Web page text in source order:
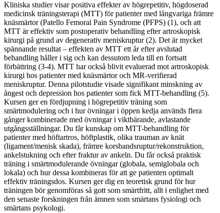
Kliniska studier visar positiva effekter av högrepetitiv, högdoserad
medicinsk träningsterapi (MTT) för patienter med långvariga främre
knäsmärtor (Patello Femoral Pain Syndrome (PFPS) (1), och att
MTT är effektiv som postoperativ behandling efter artroskopisk
kirurgi på grund av degenerativ meniskruptur (2). Det är mycket
spännande resultat – effekten av MTT ett år efter avslutad
behandling håller i sig och kan dessutom leda till en fortsatt
förbättring (3-4). MTT har också blivit evaluerad mot artroskopisk
kirurgi hos patienter med knäsmärtor och MR-verifierad
meniskruptur. Denna pilotstudie visade signifikant minskning av
ångest och depression hos patienter som fick MTT-behandling (5).
Kursen ger en fördjupning i högrepetitiv träning som
smärtmodulering och i hur övningar i öppen kedja används flera
gånger kombinerade med övningar i viktbärande, avlastande
utgångsställningar. Du får kunskap om MTT-behandling för
patienter med höftartros, höftplastik, olika trauman av knät
(ligament/menisk skada), främre korsbandsruptur/rekonstruktion,
ankelstukning och efter fraktur av ankeln. Du får också praktisk
träning i smärtmodulerande övningar (globala, semiglobala och
lokala) och hur dessa kombineras för att ge patienten optimalt
effektiv träningsdos. Kursen ger dig en teoretisk grund för hur
träningen bör genomföras så gott som smärtfritt, allt i enlighet med
den senaste forskningen från ämnen som smärtans fysiologi och
smärtans psykologi.